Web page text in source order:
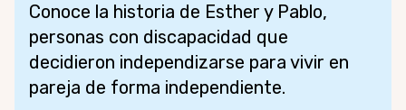
Conoce la historia de Esther y Pablo,
personas con discapacidad que
decidieron independizarse para vivir en
pareja de forma independiente.